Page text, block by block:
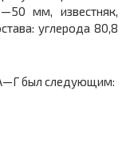
мм, известняк,
углерода 80,8
был следующим: